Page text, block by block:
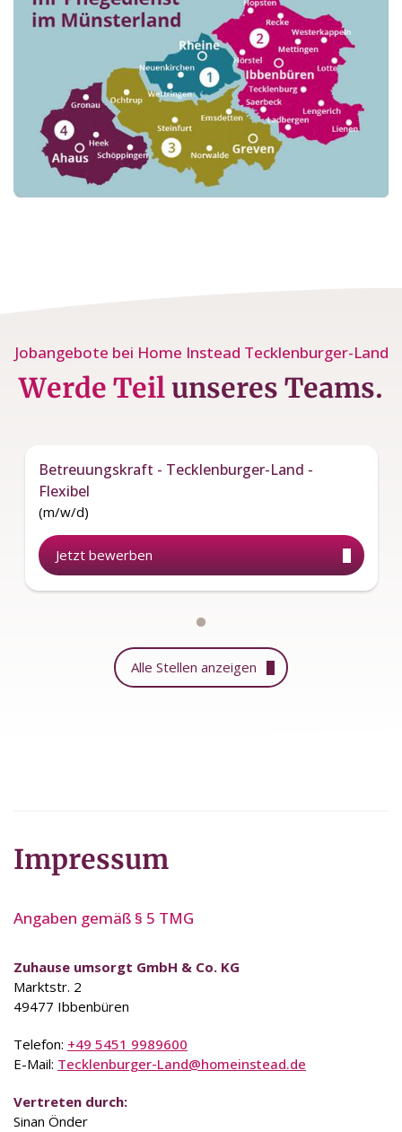
Jobangebote bei Home Instead Tecklenburger-Land
Werde Teil unseres Teams.
Betreuungskraft - Tecklenburger-Land -
Flexibel
(m/w/d)
Jetzt bewerben
Alle Stellen anzeigen
Impressum
Angaben gemäß § 5 TMG
Zuhause umsorgt GmbH & Co. KG
Marktstr. 2
49477 Ibbenbüren
Telefon: +49 5451 9989600
E-Mail: Tecklenburger-Land@homeinstead.de
Vertreten durch:
Sinan Önder